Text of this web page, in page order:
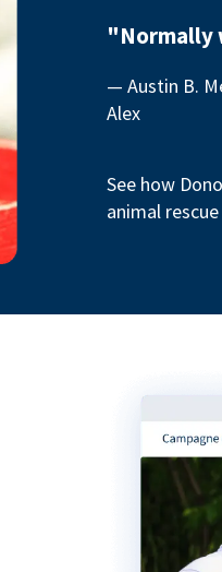
"Normally
— Austin B.
Alex
See how
animal